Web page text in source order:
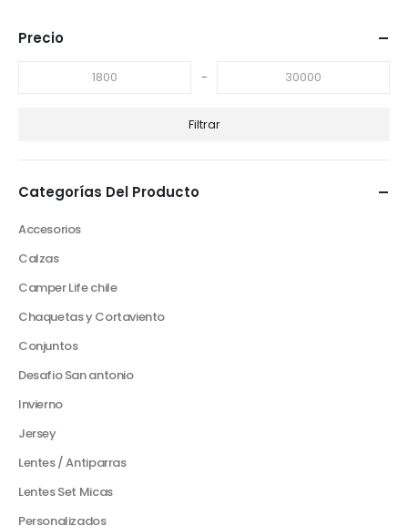
Precio
-
Filtrar
Categorías Del Producto
Accesorios
Calzas
Camper Life chile
Chaquetas y Cortaviento
Conjuntos
Desafio San antonio
Invierno
Jersey
Lentes / Antiparras
Lentes Set Micas
Personalizados